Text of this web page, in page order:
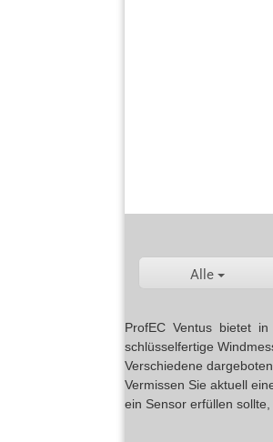
Alle
ProfEC Ventus bietet
schlüsselfertige
Verschiedene
Vermissen Sie aktuell
ein Sensor erfüllen